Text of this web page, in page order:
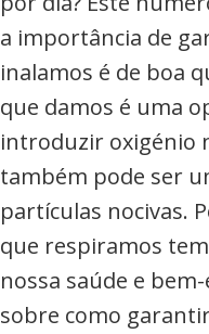
a importância de
inalamos é de boa
que damos é uma
introduzir oxigénio
também pode ser
partículas nocivas.
que respiramos
nossa saúde e
sobre como